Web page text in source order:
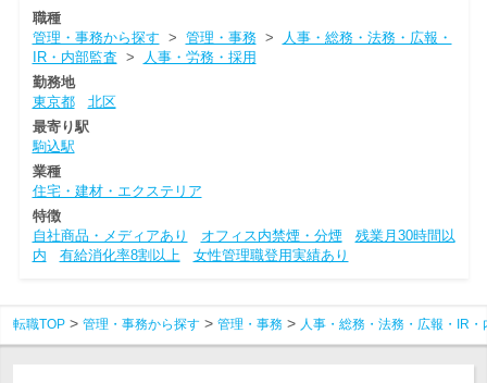
職種
管理・事務から探す > 管理・事務>
人事・総務・法務・広報・
IR・内部監査 >
人事・労務・採用
勤務地
東京都
北区
最寄り駅
駒込駅
業種
住宅・建材・エクステリア
特徴
自社商品・メディアあり
オフィス内禁煙・分煙
残業月30時間以
内
有給消化率8割以上 女性管理職登用実績あり
転職TOP 管理・事務から探す 管理・事務 人事・総務・法務・広報・IR・